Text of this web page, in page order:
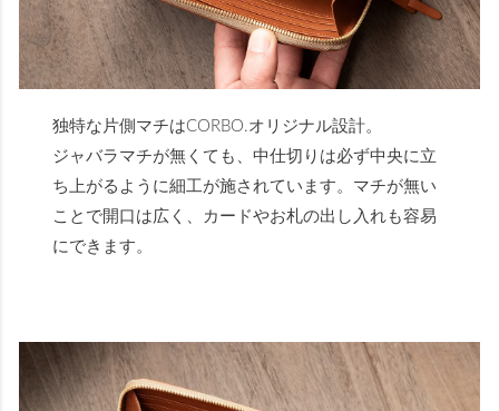
独特な片側マチはCORBO.オリジナル設計。
ジャバラマチが無くても、中仕切りは必ず中央に立
ち上がるように細工が施されています。マチが無い
ことで開口は広く、カードやお札の出し入れも容易
にできます。